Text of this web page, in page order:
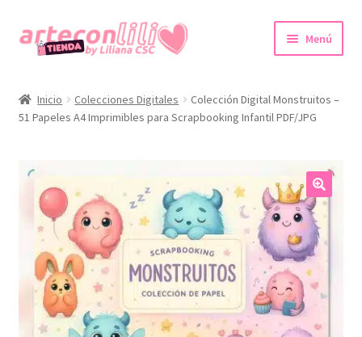
Ir
a
navegación
Ir
al
Menú
Colecciones Digitales
Tienda
el
menú
hijo
Promociones
Cuenta
menú
Inicio Colecciones Digitales
Colección Digital Monstruitos –
51 Papeles A4 Imprimibles para Scrapbooking Infantil PDF/JPG
🔍